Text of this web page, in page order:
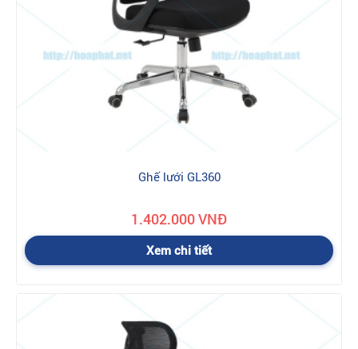
Ghế lưới GL360
1.402.000 VNĐ
Xem chi tiết